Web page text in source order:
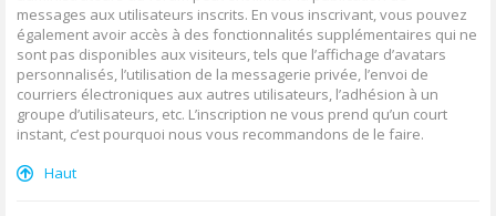
messages aux utilisateurs inscrits. En vous inscrivant, vous pouvez
également avoir accès à des fonctionnalités supplémentaires qui ne
sont pas disponibles aux visiteurs, tels que l’affichage d’avatars
personnalisés, l’utilisation de la messagerie privée, l’envoi de
courriers électroniques aux autres utilisateurs, l’adhésion à un
groupe d’utilisateurs, etc. L’inscription ne vous prend qu’un court
instant, c’est pourquoi nous vous recommandons de le faire.
Haut